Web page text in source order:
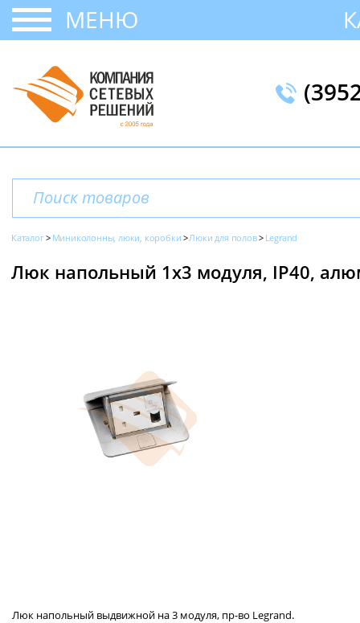
МЕНЮ
Каталог Миниколонны, люки, коробки Люки для полов Legrand
Люк напольный 1х3 модуля, IP40,
Люк напольный выдвижной на 3 модуля, пр-во Legrand.